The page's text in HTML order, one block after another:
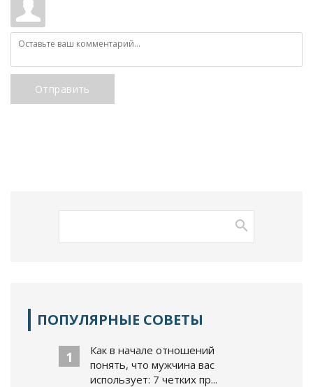
Отправить
ПОПУЛЯРНЫЕ СОВЕТЫ
1
Как в начале отношений
понять, что мужчина вас
использует: 7 четких пр...